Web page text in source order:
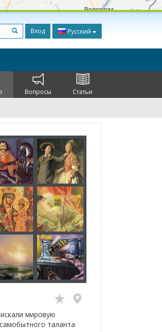
Вход Русский
Вопросы Статьи
мировую
таланта